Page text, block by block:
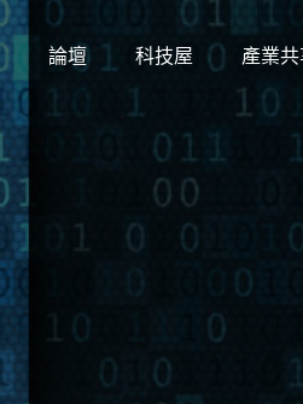
論壇 科技屋 產業共